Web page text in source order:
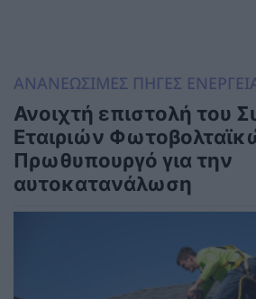
ΑΝΑΝΕΩΣΙΜΕΣ ΠΗΓΕΣ
Ανοιχτή επιστολή του
Εταιριών
Πρωθυπουργό για την
αυτοκατανάλωση